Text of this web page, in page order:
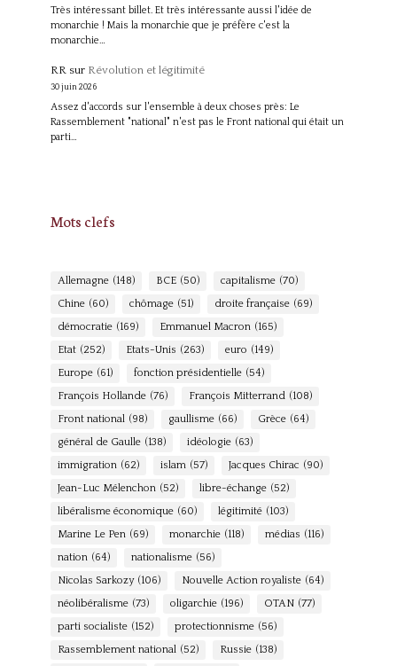
Très intéressant billet. Et très intéressante aussi l'idée de
monarchie ! Mais la monarchie que je préfère c'est la
monarchie…
RR sur Révolution et légitimité
30 juin 2026
Assez d'accords sur l'ensemble à deux choses près: Le
Rassemblement "national" n'est pas le Front national qui était un
parti…
Mots clefs
Allemagne (148) BCE (50) capitalisme (70)
Chine (60) chômage (51) droite française (69)
démocratie (169) Emmanuel Macron (165)
Etat (252) Etats-Unis (263) euro (149)
Europe (61) fonction présidentielle (54)
François Hollande (76) François Mitterrand (108)
Front national (98) gaullisme (66) Grèce (64)
général de Gaulle (138) idéologie (63)
immigration (62) islam (57) Jacques Chirac (90)
Jean-Luc Mélenchon (52) libre-échange (52)
libéralisme économique (60) légitimité (103)
Marine Le Pen (69) monarchie (118) médias (116)
nation (64) nationalisme (56)
Nicolas Sarkozy (106) Nouvelle Action royaliste (64)
néolibéralisme (73) oligarchie (196) OTAN (77)
parti socialiste (152) protectionnisme (56)
Rassemblement national (52) Russie (138)